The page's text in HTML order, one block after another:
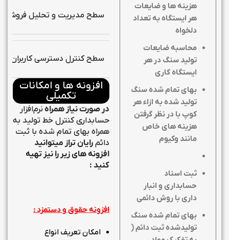
هزینه ها و ضایعات
هر ایستگاه به تعداد
دلخواه
محاسبه ضایعات
تولید سنگ در هر
ایستگاه کاری
بهای تمام شده سنگ
تولید شده به ازاء هر
کوپ با در نظر گرفتن
هزینه های خاص
مانند وکیوم
ثبت اسناد
حسابداری و انبار
داری با روش دائمی
بهای تمام شده سنگ
تولیدشده ثبت دائم (
سطح مدیریت و تحلیل فروش
سطح کنترل دسترسی کاربران
افزونه ها و امکانات
تکمیلی
در صورت نیاز همراه نرم‌افزار
حسابداری کنترل خط تولید به
همراه بهای تمام شده با ثبت
دائم رایان تراز میتوانید
افزونه های زیر را نیز تهیه
کنید :
افزونه حقوق و دستمزد :
امکان تعریف انواع